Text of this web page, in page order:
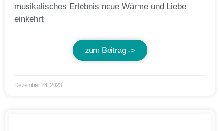
musikalisches Erlebnis neue Wärme und Liebe
einkehrt
zum Beitrag ->
Dezember 24, 2023